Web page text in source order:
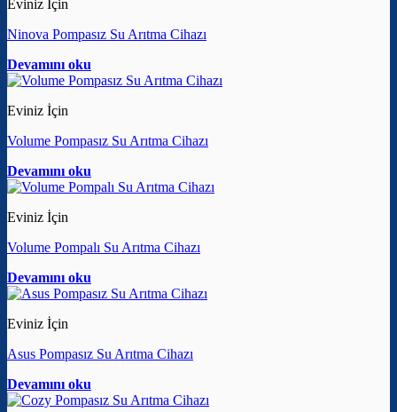
Eviniz İçin
Ninova Pompasız Su Arıtma Cihazı
Devamını oku
Eviniz İçin
Volume Pompasız Su Arıtma Cihazı
Devamını oku
Eviniz İçin
Volume Pompalı Su Arıtma Cihazı
Devamını oku
Eviniz İçin
Asus Pompasız Su Arıtma Cihazı
Devamını oku